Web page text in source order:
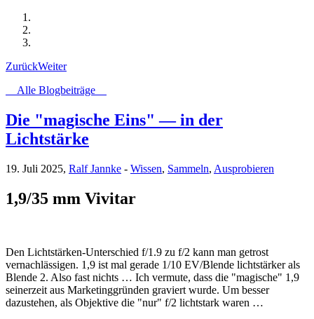
ZurückWeiter
Alle Blogbeiträge
Die "magische Eins" — in der
Lichtstärke
19. Juli 2025, Ralf Jannke - Wissen, Sammeln, Ausprobieren
1,9/35 mm Vivitar
Den Lichtstärken-Unterschied f/1.9 zu f/2 kann man getrost
vernachlässigen. 1,9 ist mal gerade 1/10 EV/Blende lichtstärker als
Blende 2. Also fast nichts … Ich vermute, dass die "magische" 1,9
seinerzeit aus Marketinggründen graviert wurde. Um besser
dazustehen, als Objektive die "nur" f/2 lichtstark waren …